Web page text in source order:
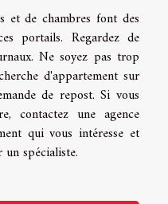
et de chambres font des
portails. Regardez de
Ne soyez pas trop
d'appartement sur
de repost. Si vous
contactez une agence
qui vous intéresse et
spécialiste.